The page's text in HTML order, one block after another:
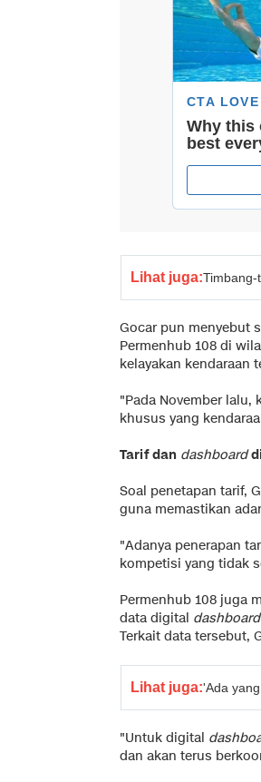
Lihat juga:Timbang-
Gocar pun menyebut
Permenhub 108 di
kelayakan kendaraan
"Pada November
khusus yang
Tarif dan dashboard
Soal penetapan tarif,
guna memastikan
"Adanya penerapan
kompetisi yang tidak
Permenhub 108 juga
data digital dashboard
Terkait data tersebut,
Lihat juga:'Ada
"Untuk digital
dan akan terus